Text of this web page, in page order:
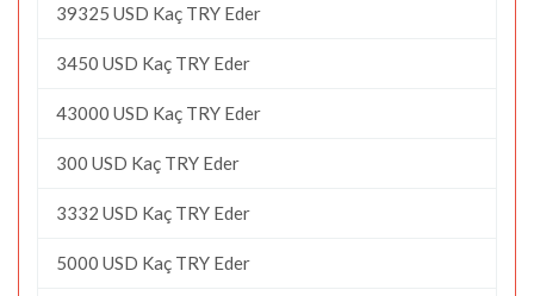
39325 USD Kaç TRY Eder
3450 USD Kaç TRY Eder
43000 USD Kaç TRY Eder
300 USD Kaç TRY Eder
3332 USD Kaç TRY Eder
5000 USD Kaç TRY Eder